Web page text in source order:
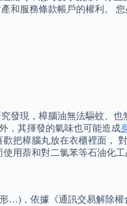
和服務條款帳戶的權利。
發現，樟腦油無法驅蚊、
，其揮發的氣味也可能造成
把樟腦丸放在衣櫃裡面，
使用萘和對二氯苯等石油化
…)，依據《通訊交易解除